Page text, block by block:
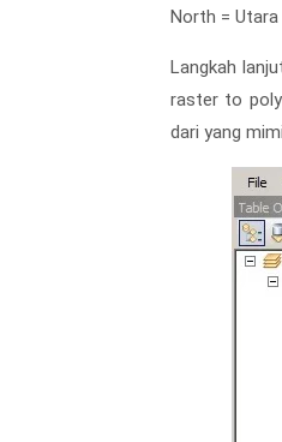
North = Utara
Langkah
raster to
dari yang